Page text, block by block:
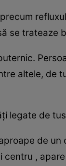
se trateaze
altele, de
legate de
de
,